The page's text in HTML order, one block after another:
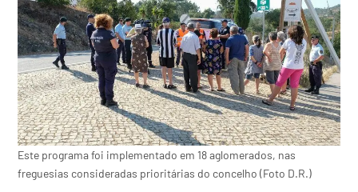
Este programa foi implementado em 18 aglomerados, nas
freguesias consideradas prioritárias do concelho (Foto D.R.)